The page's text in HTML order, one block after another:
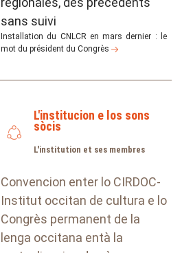
sans suivi
Installation du CNLCR en mars dernier : le
mot du président du Congrès
L'institucion e los sons
sòcis
L'institution et ses membres
Convencion enter lo CIRDOC-
Institut occitan de cultura e lo
Congrès permanent de la
lenga occitana entà la